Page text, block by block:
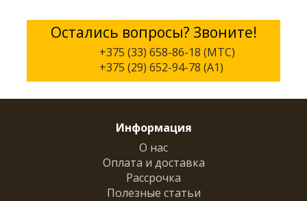
Остались вопросы? Звоните!
+375 (33) 658-86-18 (МТС)
+375 (29) 652-94-78 (A1)
Информация
О нас
Оплата и доставка
Рассрочка
Полезные статьи